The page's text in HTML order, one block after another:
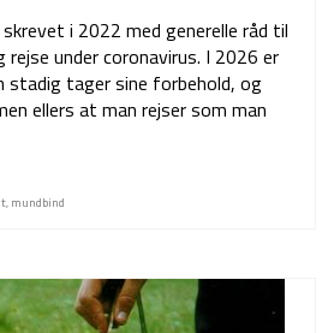
i 2022 med generelle råd til
rejse under coronavirus. I 2026 er
stadig tager sine forbehold, og
ellers at man rejser som man
, mundbind